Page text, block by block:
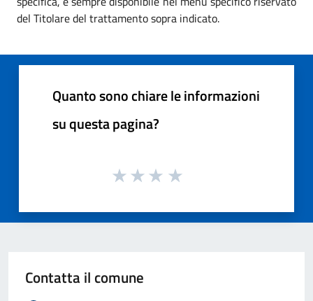
del Titolare del trattamento sopra indicato.
Quanto sono chiare le informazioni
su questa pagina?
Contatta il comune